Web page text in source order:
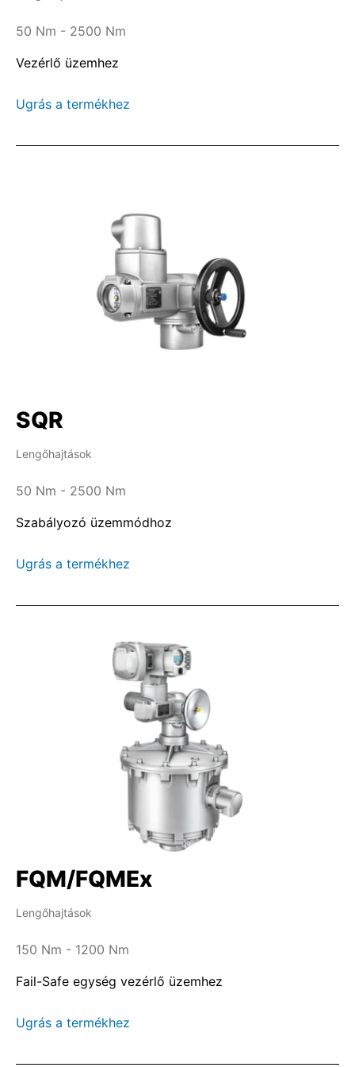
50 Nm - 2500 Nm
Vezérlő üzemhez
Ugrás a termékhez
SQR
Lengőhajtások
50 Nm - 2500 Nm
Szabályozó üzemmódhoz
Ugrás a termékhez
FQM/FQMEx
Lengőhajtások
150 Nm - 1200 Nm
Fail-Safe egység vezérlő üzemhez
Ugrás a termékhez